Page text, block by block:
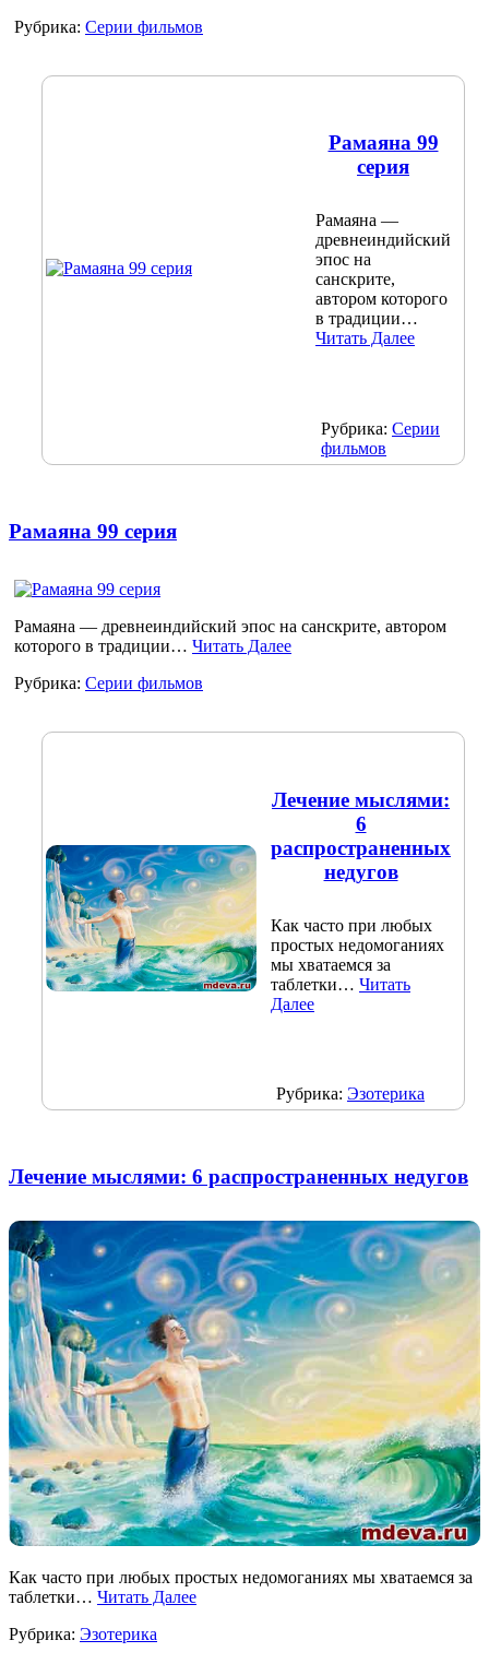
Рубрика: Серии фильмов
Рамаяна 99
серия
Рамаяна —
древнеиндийский
эпос на
санскрите,
автором которого
в традиции…
Читать Далее
Рубрика: Серии
фильмов
Рамаяна 99 серия
Рамаяна — древнеиндийский эпос на санскрите, автором
которого в традиции… Читать Далее
Рубрика: Серии фильмов
Лечение мыслями:
6
распространенных
недугов
Как часто при любых
простых недомоганиях
мы хватаемся за
таблетки… Читать
Далее
Рубрика: Эзотерика
Лечение мыслями: 6 распространенных недугов
Как часто при любых простых недомоганиях мы хватаемся за
таблетки… Читать Далее
Рубрика: Эзотерика